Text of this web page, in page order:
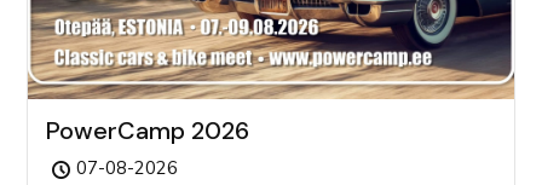
PowerCamp 2026
07-08-2026